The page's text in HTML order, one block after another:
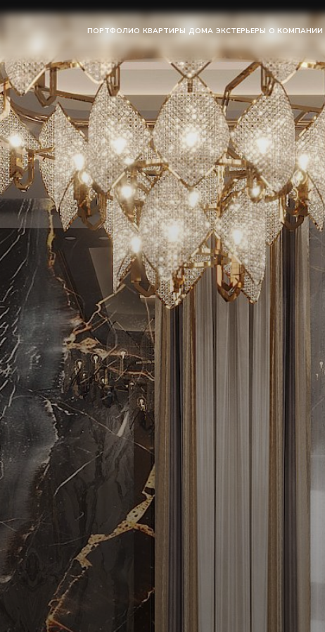
ПОРТФОЛИО КВАРТИРЫ ДОМА ЭКСТЕРЬЕРЫ О КОМПАНИИ